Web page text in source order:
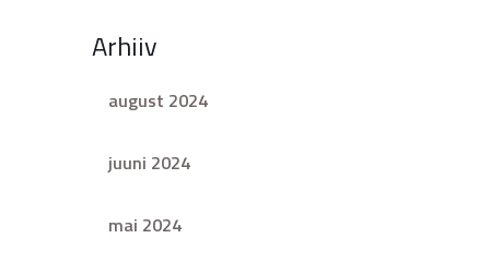
Arhiiv
august 2024
juuni 2024
mai 2024